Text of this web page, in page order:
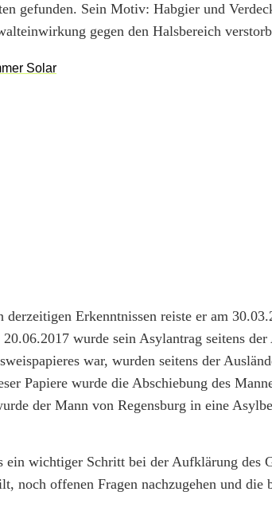
gefunden. Sein Motiv: Habgier und
gegen den Halsbereich
Erkenntnissen reiste er am
wurde sein Asylantrag seitens der
war, wurden seitens der
Papiere wurde die Abschiebung des
der Mann von Regensburg in eine
wichtiger Schritt bei der Aufklärung des
offenen Fragen nachzugehen und die